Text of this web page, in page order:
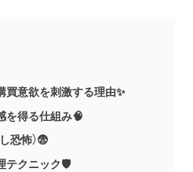
購買意欲を刺激する理由✨
を得る仕組み🧠
恐怖）😨
テクニック🛡️